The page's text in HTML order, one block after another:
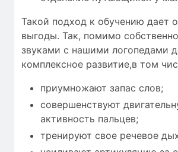
Такой подход к обучению дает
выгоды. Так, помимо
звуками с нашими логопедами
комплексное развитие,в том
приумножают запас слов;
совершенствуют
активность пальцев;
тренируют свое речевое